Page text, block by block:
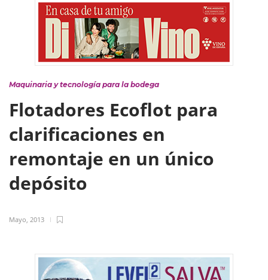
Maquinaria y tecnología para la bodega
Flotadores Ecoflot para
clarificaciones en
remontaje en un único
depósito
Mayo, 2013